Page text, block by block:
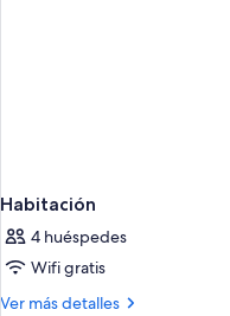
Habitación
4 huéspedes
Wifi gratis
Ver más detalles
Más